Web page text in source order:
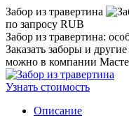
Забор из травертина
по запросу RUB
Забор из травертина:
Заказать заборы и
можно в компании
Узнать стоимость
Описание